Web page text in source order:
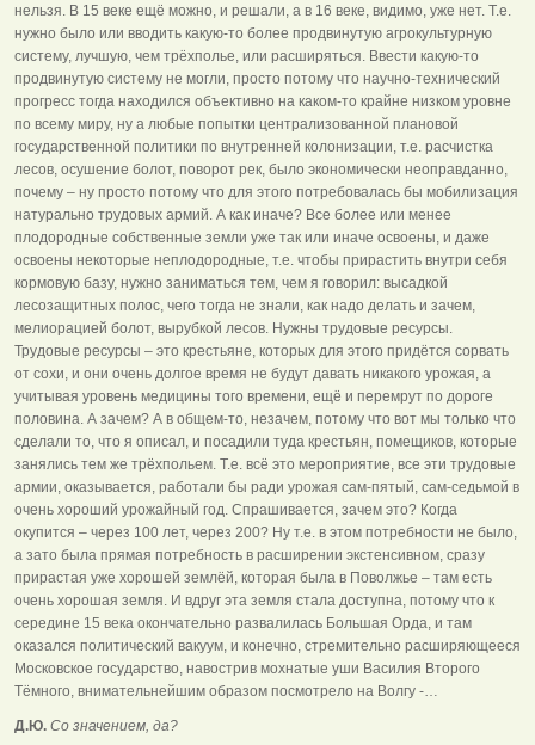
нельзя. В 15 веке ещё можно, и решали, а в 16 веке, видимо, уже нет. Т.е.
нужно было или вводить какую-то более продвинутую агрокультурную
систему, лучшую, чем трёхполье, или расширяться. Ввести какую-то
продвинутую систему не могли, просто потому что научно-технический
прогресс тогда находился объективно на каком-то крайне низком уровне
по всему миру, ну а любые попытки централизованной плановой
государственной политики по внутренней колонизации, т.е. расчистка
лесов, осушение болот, поворот рек, было экономически неоправданно,
почему – ну просто потому что для этого потребовалась бы мобилизация
натурально трудовых армий. А как иначе? Все более или менее
плодородные собственные земли уже так или иначе освоены, и даже
освоены некоторые неплодородные, т.е. чтобы прирастить внутри себя
кормовую базу, нужно заниматься тем, чем я говорил: высадкой
лесозащитных полос, чего тогда не знали, как надо делать и зачем,
мелиорацией болот, вырубкой лесов. Нужны трудовые ресурсы.
Трудовые ресурсы – это крестьяне, которых для этого придётся сорвать
от сохи, и они очень долгое время не будут давать никакого урожая, а
учитывая уровень медицины того времени, ещё и перемрут по дороге
половина. А зачем? А в общем-то, незачем, потому что вот мы только что
сделали то, что я описал, и посадили туда крестьян, помещиков, которые
занялись тем же трёхпольем. Т.е. всё это мероприятие, все эти трудовые
армии, оказывается, работали бы ради урожая сам-пятый, сам-седьмой в
очень хороший урожайный год. Спрашивается, зачем это? Когда
окупится – через 100 лет, через 200? Ну т.е. в этом потребности не было,
а зато была прямая потребность в расширении экстенсивном, сразу
прирастая уже хорошей землёй, которая была в Поволжье – там есть
очень хорошая земля. И вдруг эта земля стала доступна, потому что к
середине 15 века окончательно развалилась Большая Орда, и там
оказался политический вакуум, и конечно, стремительно расширяющееся
Московское государство, навострив мохнатые уши Василия Второго
Тёмного, внимательнейшим образом посмотрело на Волгу -…
Д.Ю. Со значением, да?